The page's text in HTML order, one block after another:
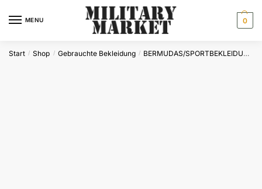
MENU 0
Start / Shop / Gebrauchte Bekleidung / BERMUDAS/SPORTBEKLEIDUNG